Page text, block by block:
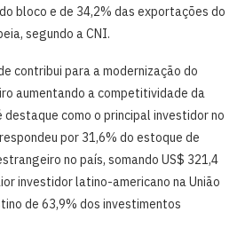
bloco e de 34,2% das exportações do
segundo a CNI.
contribui para a modernização do
aumentando a competitividade da
destaque como o principal investidor no
por 31,6% do estoque de
no país, somando US$ 321,4
investidor latino-americano na União
de 63,9% dos investimentos